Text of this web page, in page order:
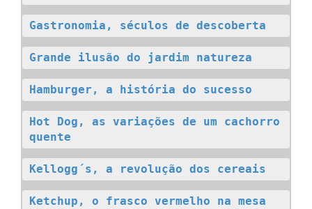
Gastronomia, séculos de descoberta
Grande ilusão do jardim natureza
Hamburger, a história do sucesso
Hot Dog, as variações de um cachorro
quente
Kellogg´s, a revolução dos cereais
Ketchup, o frasco vermelho na mesa